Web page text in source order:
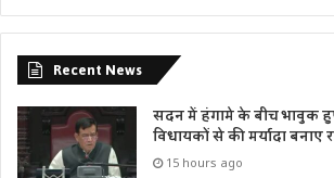
Recent News
सदन में हंगामे के बीच भावुक
विधायकों से की मर्यादा
15 hours ago